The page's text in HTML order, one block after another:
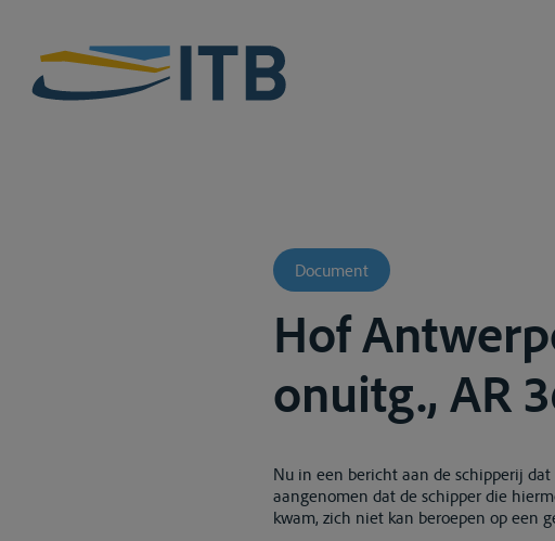
Document
Hof
onuitg., AR
Nu in een bericht aan de schipperij
aangenomen dat de schipper die
kwam, zich niet kan beroepen op een